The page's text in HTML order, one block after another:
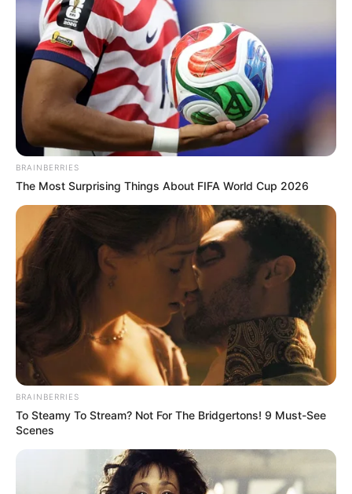
BRAINBERRIES
The Most Surprising Things About FIFA World Cup 2026
BRAINBERRIES
To Steamy To Stream? Not For The Bridgertons! 9 Must-See
Scenes